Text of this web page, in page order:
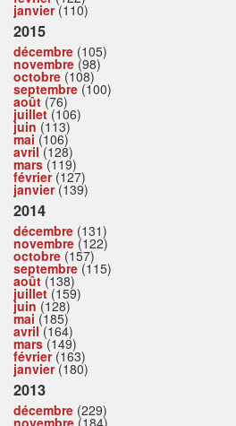
janvier(110)
2015
décembre (105)
novembre (98)
octobre (108)
septembre (100)
août (76)
juillet(106)
juin (113)
mai (106)
avril(128)
mars(119)
février(127)
janvier(139)
2014
décembre (131)
novembre (122)
octobre (157)
septembre (115)
août (138)
juillet(159)
juin (128)
mai (185)
avril(164)
mars(149)
février(163)
janvier(180)
2013
décembre (229)
novembre (184)